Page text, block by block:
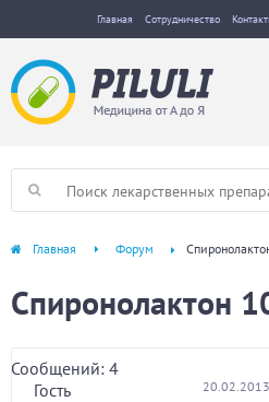
Главная Сотрудничество
Главная Форум
Спиронолактон
Сообщений: 4
Гость